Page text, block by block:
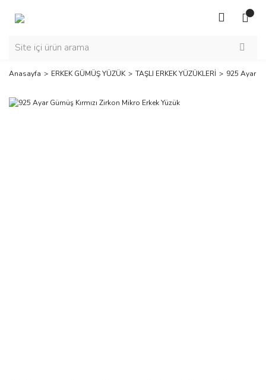
Anasayfa ERKEK GÜMÜŞ YÜZÜK TAŞLI ERKEK YÜZÜKLERİ 925 Ayar